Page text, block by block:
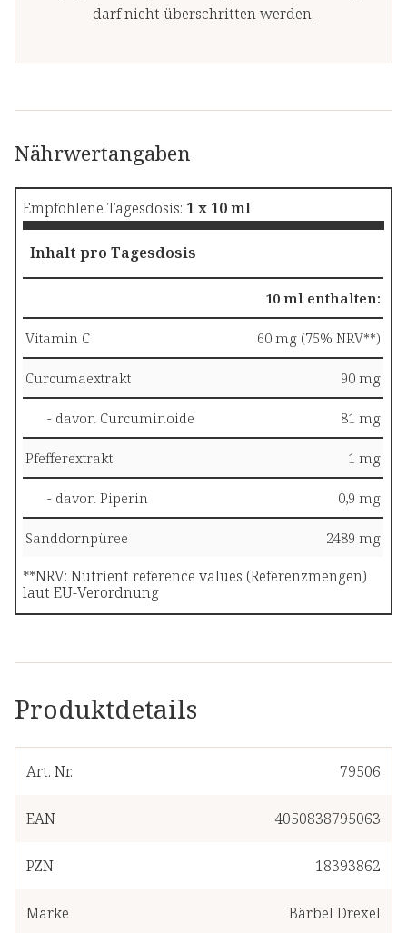
darf nicht überschritten werden.
Produktdetails
Art. Nr. 79506
EAN 4050838795063
PZN 18393862
Marke Bärbel Drexel
Nährwertangaben
Empfohlene Tagesdosis: 1 x 10 ml
Inhalt pro Tagesdosis
10 ml enthalten:
Vitamin C 60 mg (75% NRV**)
Curcumaextrakt 90 mg
- davon Curcuminoide 81 mg
Pfefferextrakt 1 mg
- davon Piperin 0,9 mg
Sanddornpüree 2489 mg
**NRV: Nutrient reference values (Referenzmengen)
laut EU-Verordnung